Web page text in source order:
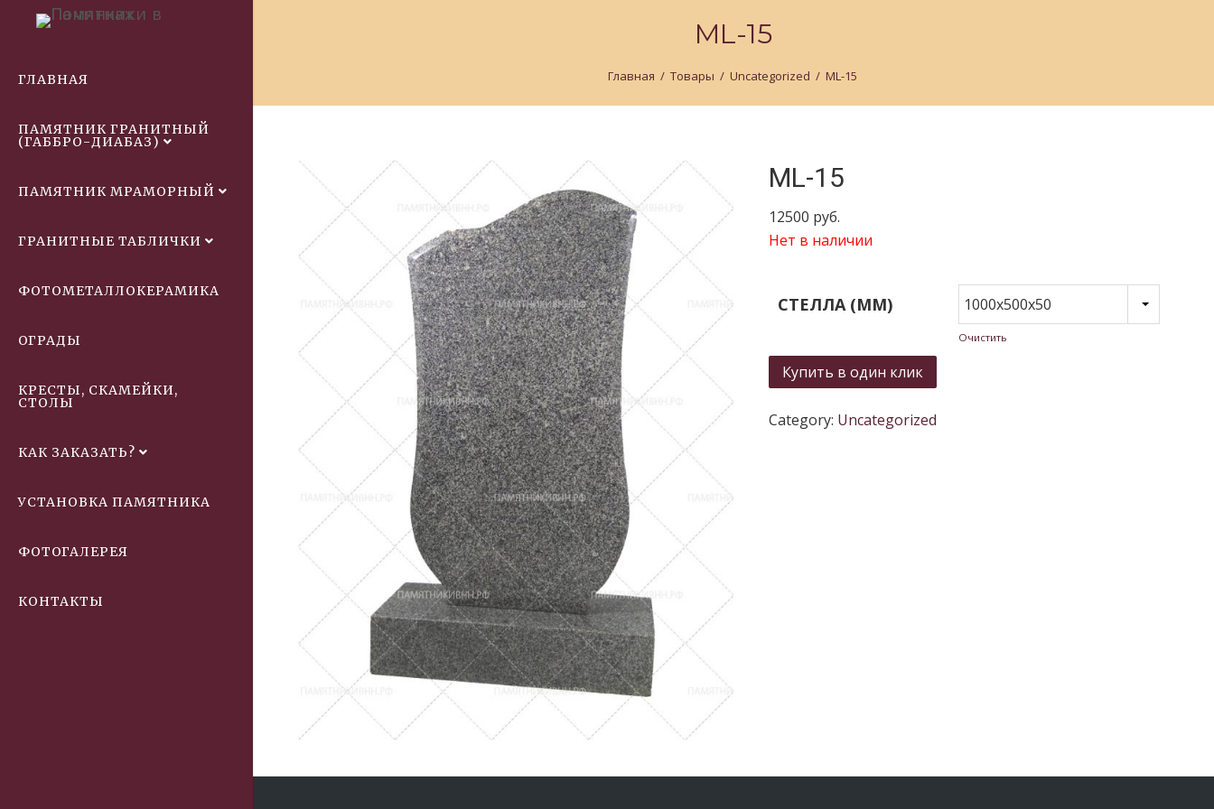
ГЛАВНАЯ
ПАМЯТНИК ГРАНИТНЫЙ
(ГАББРО-ДИАБАЗ)
ПАМЯТНИК МРАМОРНЫЙ
ГРАНИТНЫЕ ТАБЛИЧКИ
ФОТОМЕТАЛЛОКЕРАМИКА
ОГРАДЫ
КРЕСТЫ, СКАМЕЙКИ,
СТОЛЫ
КАК ЗАКАЗАТЬ?
УСТАНОВКА ПАМЯТНИКА
ФОТОГАЛЕРЕЯ
КОНТАКТЫ
ML-15
Главная / Товары / Uncategorized / ML-15
ML-15
12500 руб.
Нет в наличии
СТЕЛЛА (ММ)
Очистить
Купить в один клик
Category: Uncategorized